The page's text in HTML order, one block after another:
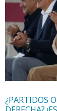
¿PARTIDOS